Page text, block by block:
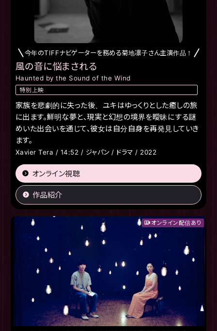
今年のTIFFナビゲーターを務める菊地凛子さん主演作品！
風の音に悩まされる
Haunted by the Sound of the Wind
特別上映
家族を悲劇的に失った後、ユキはゆっくりとした癒しの旅
に出ます。鮮明な夢と、現実と幻想の境界を曖昧にする謎
めいた出会いを通じて、彼女は自分自身を再発見していき
ます。
Xavier Tera / 14:52 / ジャパン / ドラマ / 2022
オンライン視聴
作品紹介
オンライン配信あり